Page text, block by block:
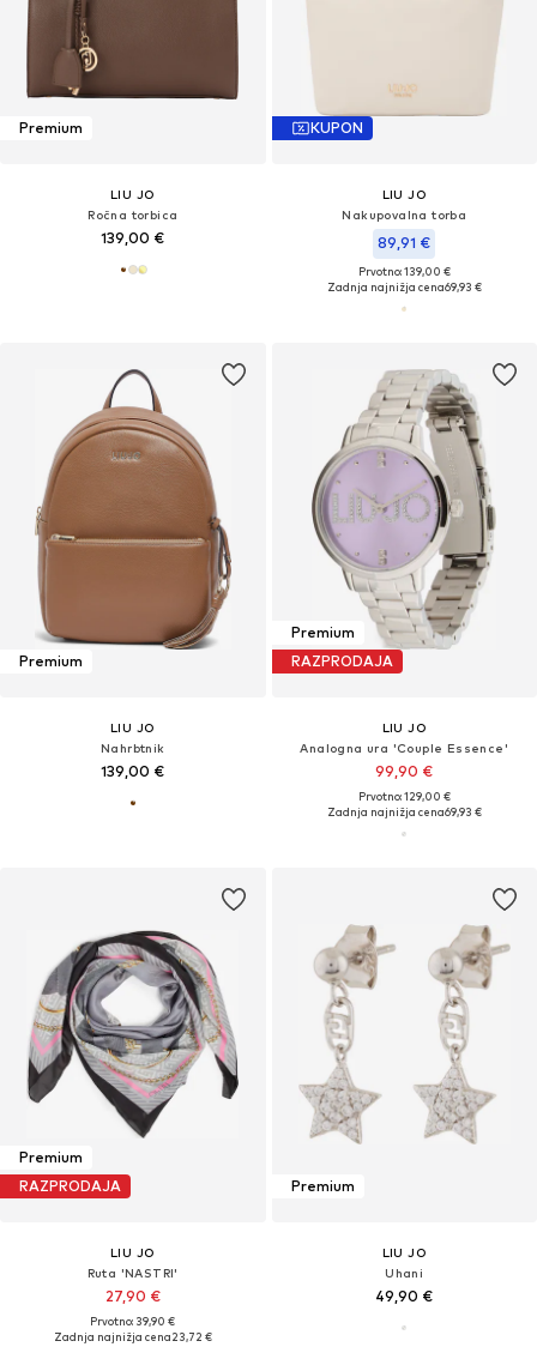
Premium
LIU JO
Ročna torbica
139,00 €
KUPON
LIU JO
Nakupovalna torba
89,91 €
Prvotno: 139,00 €
Zadnja najnižja cena69,93 €
Premium
LIU JO
Nahrbtnik
139,00 €
Premium
RAZPRODAJA
LIU JO
Analogna ura 'Couple Essence'
99,90 €
Prvotno: 129,00 €
Zadnja najnižja cena69,93 €
Premium
RAZPRODAJA
LIU JO
Ruta 'NASTRI'
27,90 €
Prvotno: 39,90 €
Zadnja najnižja cena23,72 €
Premium
LIU JO
Uhani
49,90 €